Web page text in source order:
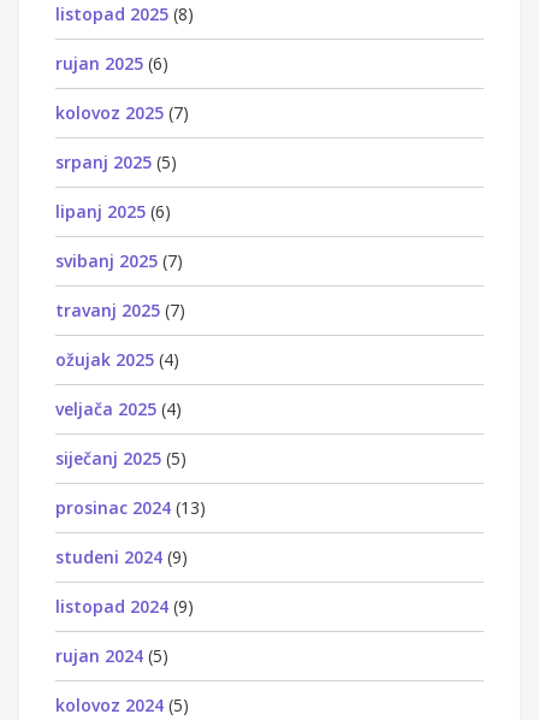
listopad 2025 (8)
rujan 2025 (6)
kolovoz 2025 (7)
srpanj 2025 (5)
lipanj 2025 (6)
svibanj 2025 (7)
travanj 2025 (7)
ožujak 2025 (4)
veljača 2025 (4)
siječanj 2025 (5)
prosinac 2024 (13)
studeni 2024 (9)
listopad 2024 (9)
rujan 2024 (5)
kolovoz 2024 (5)